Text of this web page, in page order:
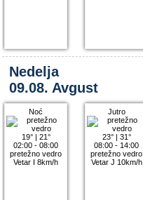
Nedelja
09.08. Avgust
Noć
19°| 21°
02:00 - 08:00
pretežno vedro
Vetar I 8km/h
Jutro
23°| 31°
08:00 - 14:00
pretežno vedro
Vetar J 10km/h